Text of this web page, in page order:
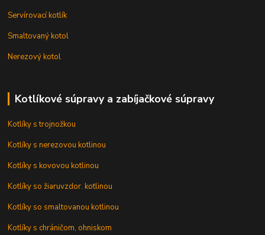
Servírovací kotlík
Smaltovaný kotol
Nerezový kotol
Kotlíkové súpravy a zabíjačkové súpravy
Kotlíky s trojnožkou
Kotlíky s nerezovou kotlinou
Kotlíky s kovovou kotlinou
Kotlíky so žiaruvzdor. kotlinou
Kotlíky so smaltovanou kotlinou
Kotlíky s chráničom, ohniskom